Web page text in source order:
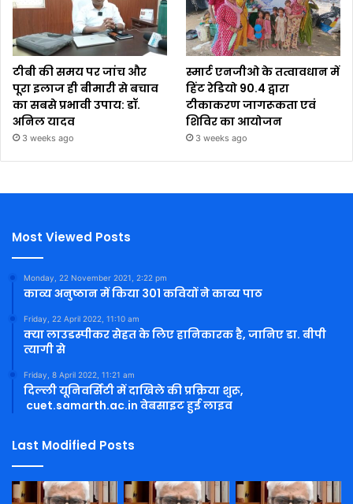
टीबी की समय पर जांच और
पूरा इलाज ही बीमारी से बचाव
का सबसे प्रभावी उपाय: डॉ.
अनिल यादव
3 weeks ago
स्मार्ट एनजीओ के तत्वावधान में
हिंट रेडियो 90.4 द्वारा
टीकाकरण जागरूकता एवं
शिविर का आयोजन
3 weeks ago
Most Viewed Posts
Monday, 22 November 2021, 2:22 pm
काव्य अनुष्ठान में किया 301 कवियों ने काव्य पाठ
Friday, 22 April 2022, 11:10 am
क्या लाउडस्पीकर सेहत के लिए हानिकारक है, जानिए डा. बीपी
त्यागी से
Friday, 8 April 2022, 11:21 am
दिल्ली यूनिवर्सिटी में दाखिले की प्रक्रिया शुरू,
cuet.samarth.ac.in वेबसाइट हुई लाइव
Last Modified Posts